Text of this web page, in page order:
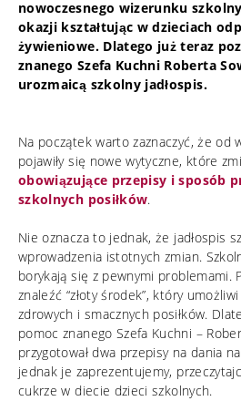
nowoczesnego wizerunku
okazji kształtując w dzieciach
żywieniowe. Dlatego już teraz
znanego Szefa Kuchni Roberta
urozmaicą szkolny jadłospis.
Na początek warto zaznaczyć, że od
pojawiły się nowe wytyczne, które
obowiązujące przepisy i sposób
szkolnych posiłków.
Nie oznacza to jednak, że jadłospis
wprowadzenia istotnych zmian.
borykają się z pewnymi problemami.
znaleźć “złoty środek”, który
zdrowych i smacznych posiłków.
pomoc znanego Szefa Kuchni –
przygotował dwa przepisy na dania
jednak je zaprezentujemy,
cukrze w diecie dzieci szkolnych.